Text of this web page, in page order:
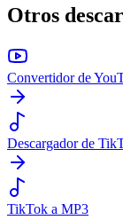
Otros
Convertidor de
Descargador de
TikTok a MP3